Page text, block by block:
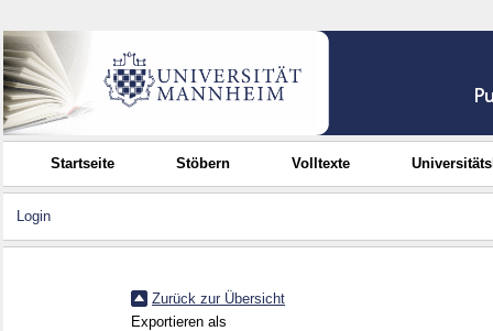
Startseite Stöbern Volltexte
Login
Zurück zur Übersicht
Exportieren als